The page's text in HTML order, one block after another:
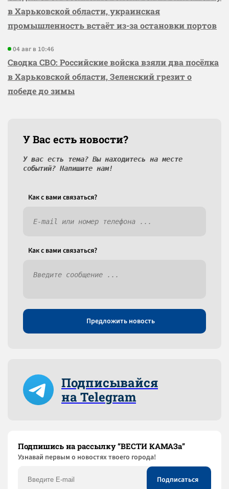
в Харьковской области, украинская
промышленность встаёт из-за остановки портов
04 авг в 10:46
Сводка СВО: Российские войска взяли два посёлка
в Харьковской области, Зеленский грезит о
победе до зимы
У Вас есть новости?
У вас есть тема? Вы находитесь на месте
событий? Напишите нам!
Как c вами связаться?
Как c вами связаться?
Предложить новость
Подписывайся
на Telegram
Подпишись на рассылку “ВЕСТИ КАМАЗа”
Узнaвай первым о новостях твоего города!